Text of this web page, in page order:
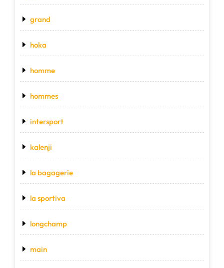
grand
hoka
homme
hommes
intersport
kalenji
la bagagerie
la sportiva
longchamp
main